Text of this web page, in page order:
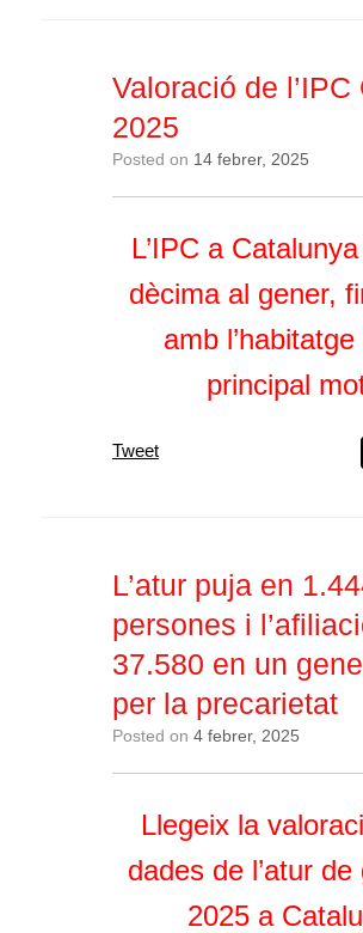
Valoració de l’IPC
2025
Posted on 14 febrer, 2025
L’IPC a
dècima al gener,
amb
principal
Tweet
L’atur puja en
persones i
37.580 en un
per la precarietat
Posted on 4 febrer, 2025
Llegeix la
dades de l’atur
2025 a